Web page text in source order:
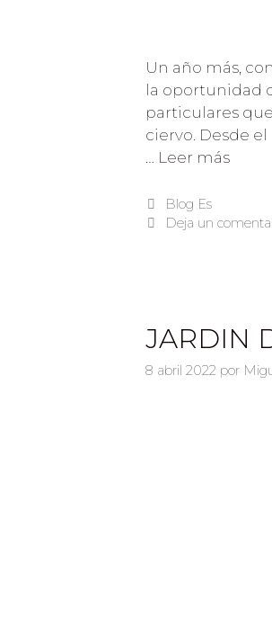
Un año más,
la oportunidad
particulares
ciervo. Desde
… Leer más
Blog Es
Deja un
JARDIN
8 abril 2022 por